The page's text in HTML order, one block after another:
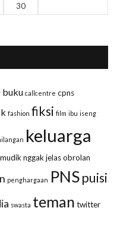
30
buku callcentre cpns
fashion fiksi film ibu iseng
keluarga
mudiknggak jelasobrolan
penghargaan PNSpuisi
swasta teman twitter